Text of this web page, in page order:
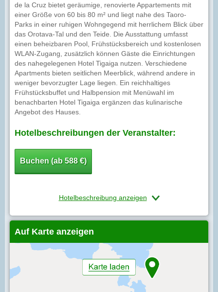
de la Cruz bietet geräumige, renovierte Appartements mit
einer Größe von 60 bis 80 m² und liegt nahe des Taoro-
Parks in einer ruhigen Wohngegend mit herrlichem Blick über
das Orotava-Tal und den Teide. Die Ausstattung umfasst
einen beheizbaren Pool, Frühstücksbereich und kostenlosen
WLAN-Zugang, zusätzlich können Gäste die Einrichtungen
des nahegelegenen Hotel Tigaiga nutzen. Verschiedene
Apartments bieten seitlichen Meerblick, während andere in
weniger bevorzugter Lage liegen. Ein reichhaltiges
Frühstücksbuffet und Halbpension mit Menüwahl im
benachbarten Hotel Tigaiga ergänzen das kulinarische
Angebot des Hauses.
Hotelbeschreibungen der Veranstalter:
Buchen (ab 588 €)
Hotelbeschreibung anzeigen
Auf Karte anzeigen